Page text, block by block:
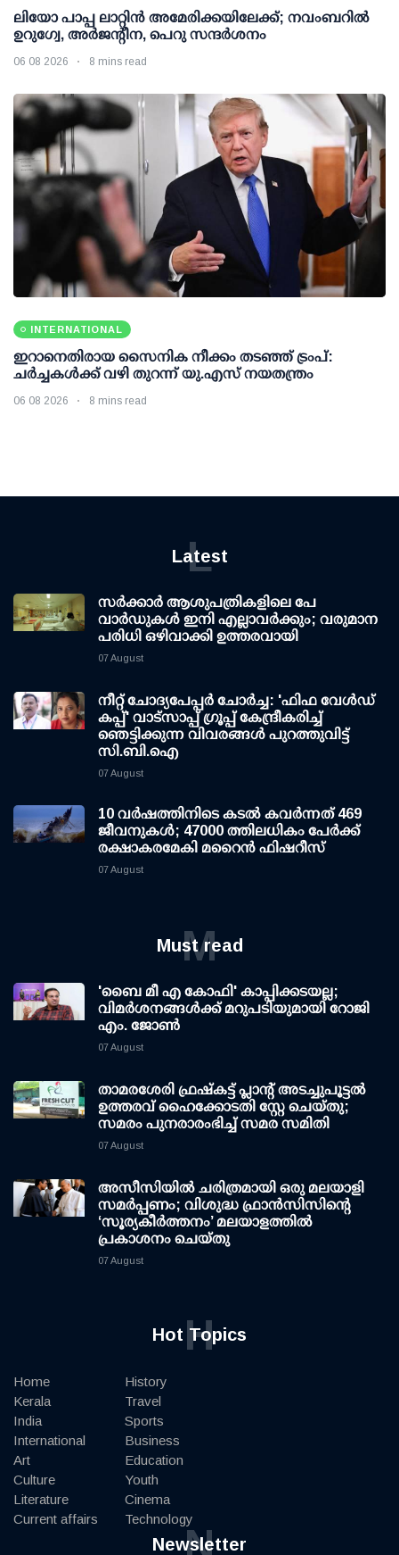
ലിയോ പാപ്പ ലാറ്റിൻ അമേരിക്കയിലേക്ക്; നവംബറിൽ
ഉറുഗ്വേ, അർജന്റീന, പെറു സന്ദർശനം
06 08 2026 8 mins read
INTERNATIONAL
ഇറാനെതിരായ സൈനിക നീക്കം തടഞ്ഞ് ട്രംപ്:
ചര്‍ച്ചകള്‍ക്ക് വഴി തുറന്ന് യു.എസ് നയതന്ത്രം
06 08 2026 8 mins read
Latest
L
സര്‍ക്കാര്‍ ആശുപത്രികളിലെ പേ
വാര്‍ഡുകള്‍ ഇനി എല്ലാവര്‍ക്കും; വരുമാന
പരിധി ഒഴിവാക്കി ഉത്തരവായി
07 August
നീറ്റ് ചോദ്യപേപ്പര്‍ ചോര്‍ച്ച: 'ഫിഫ വേള്‍ഡ്
കപ്പ്' വാട്സാപ്പ് ഗ്രൂപ്പ് കേന്ദ്രീകരിച്ച്
ഞെട്ടിക്കുന്ന വിവരങ്ങള്‍ പുറത്തുവിട്ട്
സി.ബി.ഐ
07 August
10 വര്‍ഷത്തിനിടെ കടല്‍ കവര്‍ന്നത് 469
ജീവനുകള്‍; 47000 ത്തിലധികം പേര്‍ക്ക്
രക്ഷാകരമേകി മറൈന്‍ ഫിഷറീസ്
07 August
Must read
M
'ബൈ മീ എ കോഫി' കാപ്പിക്കടയല്ല;
വിമര്‍ശനങ്ങള്‍ക്ക് മറുപടിയുമായി റോജി
എം. ജോണ്‍
07 August
താമരശേരി ഫ്രഷ്കട്ട് പ്ലാന്റ് അടച്ചുപൂട്ടൽ
ഉത്തരവ് ഹൈക്കോടതി സ്റ്റേ ചെയ്തു;
സമരം പുനരാരംഭിച്ച് സമര സമിതി
07 August
അസീസിയിൽ ചരിത്രമായി ഒരു മലയാളി
സമർപ്പണം; വിശുദ്ധ ഫ്രാൻസിസിന്റെ
‘സൂര്യകീർത്തനം’ മലയാളത്തിൽ
പ്രകാശനം ചെയ്തു
07 August
Hot Topics
H
Home
Kerala
India
International
Art
Culture
Literature
Current affairs
History
Travel
Sports
Business
Education
Youth
Cinema
Technology
Newsletter
N